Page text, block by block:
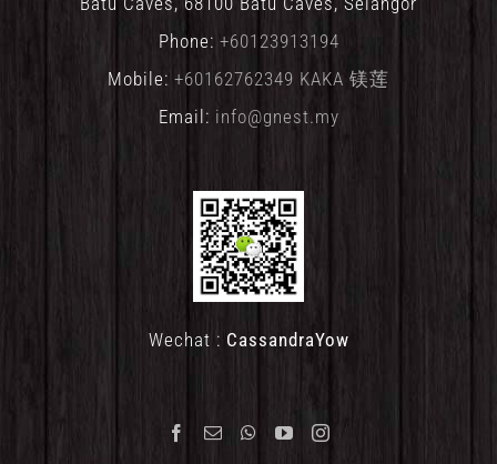
Phone: +60123913194
Mobile: +60162762349 KAKA 镁莲
Email: info@gnest.my
Wechat : CassandraYow